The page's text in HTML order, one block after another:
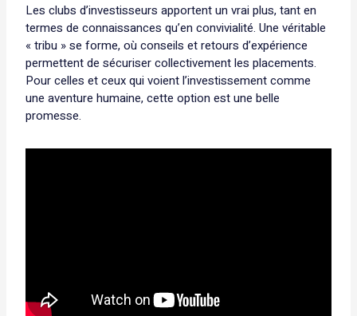
Les clubs d’investisseurs apportent un vrai plus, tant en
termes de connaissances qu’en convivialité. Une véritable
« tribu » se forme, où conseils et retours d’expérience
permettent de sécuriser collectivement les placements.
Pour celles et ceux qui voient l’investissement comme
une aventure humaine, cette option est une belle
promesse.